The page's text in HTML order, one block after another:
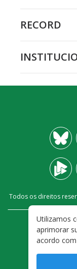
RECORD
Todos os direitos
Utilizamos
aprimorar
acordo